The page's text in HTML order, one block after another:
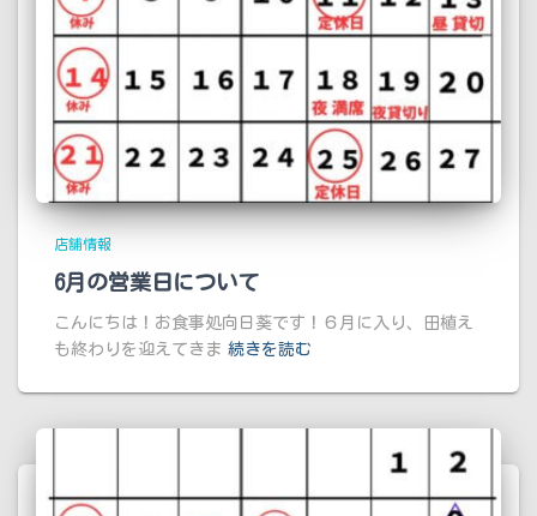
店舗情報
6月の営業日について
こんにちは！お食事処向日葵です！６月に入り、田植え
も終わりを迎えてきま 続きを読む